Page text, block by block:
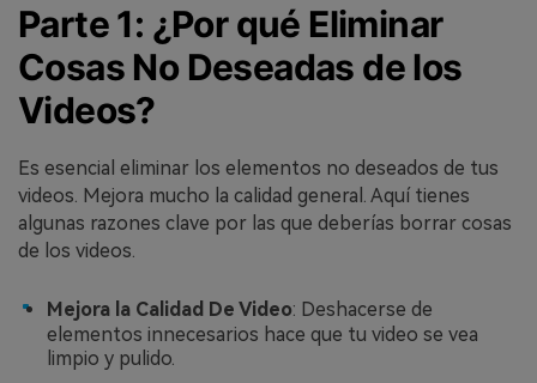
Parte 1: ¿Por qué Eliminar
Cosas No Deseadas de los
Videos?
Es esencial eliminar los elementos no deseados de tus
videos. Mejora mucho la calidad general. Aquí tienes
algunas razones clave por las que deberías borrar cosas
de los videos.
Mejora la Calidad De Video: Deshacerse de
elementos innecesarios hace que tu video se vea
limpio y pulido.